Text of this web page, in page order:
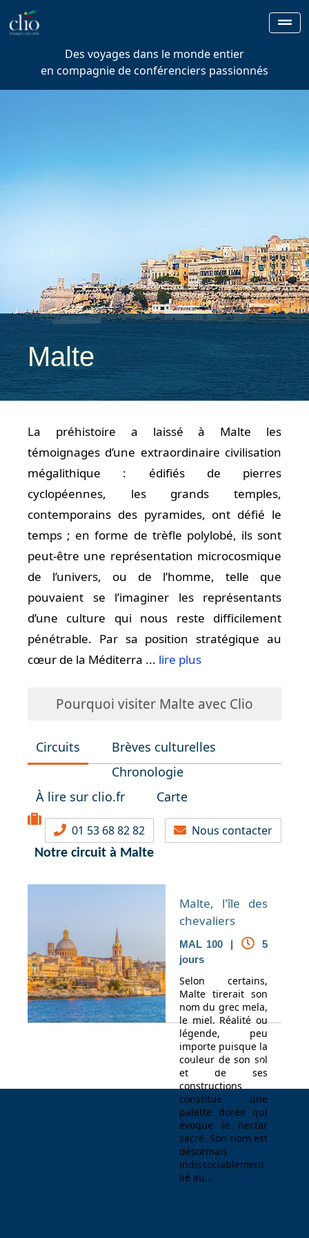
Des voyages dans le monde entier
en compagnie de conférenciers passionnés
Malte
La préhistoire a laissé à Malte les
témoignages d’une extraordinaire civilisation
mégalithique : édifiés de pierres
cyclopéennes, les grands temples,
contemporains des pyramides, ont défié le
temps ; en forme de trèfle polylobé, ils sont
peut-être une représentation microcosmique
de l’univers, ou de l’homme, telle que
pouvaient se l’imaginer les représentants
d’une culture qui nous reste difficilement
pénétrable. Par sa position stratégique au
cœur de la Méditerra ... lire plus
Pourquoi visiter Malte avec Clio
Circuits
Brèves culturelles
Chronologie
À lire sur clio.fr
Carte
01 53 68 82 82 Nous contacter
Notre circuit à Malte
Malte, l'île des
chevaliers
MAL 100 |
5
jours
Selon certains,
Malte tirerait son
nom du grec mela,
le miel. Réalité ou
légende, peu
importe puisque la
couleur de son sol
et de ses
constructions
constitue une
palette dorée qui
évoque le nectar
sacré. Son nom est
désormais
indissociablement
lié au...
Espace professionnel Contact